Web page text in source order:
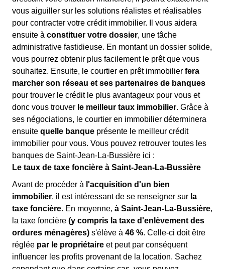
vous aiguiller sur les solutions réalistes et réalisables
pour contracter votre crédit immobilier. Il vous aidera
ensuite à constituer votre dossier, une tâche
administrative fastidieuse. En montant un dossier solide,
vous pourrez obtenir plus facilement le prêt que vous
souhaitez. Ensuite, le courtier en prêt immobilier fera
marcher son réseau et ses partenaires de banques
pour trouver le crédit le plus avantageux pour vous et
donc vous trouver le meilleur taux immobilier. Grâce à
ses négociations, le courtier en immobilier déterminera
ensuite quelle banque présente le meilleur crédit
immobilier pour vous. Vous pouvez retrouver toutes les
banques de Saint-Jean-La-Bussière ici :
Le taux de taxe foncière à Saint-Jean-La-Bussière
Avant de procéder à l'acquisition d'un bien
immobilier, il est intéressant de se renseigner sur la
taxe foncière. En moyenne, à Saint-Jean-La-Bussière,
la taxe foncière (y compris la taxe d'enlèvement des
ordures ménagères) s'élève à 46 %. Celle-ci doit être
réglée par le propriétaire et peut par conséquent
influencer les profits provenant de la location. Sachez